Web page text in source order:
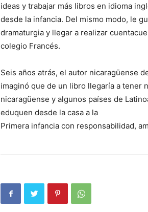
ideas y trabajar más libros en idioma
desde la infancia. Del mismo modo, le
dramaturgia y llegar a realizar
colegio Francés.
Seis años atrás, el autor nicaragüense
imaginó que de un libro llegaría a
nicaragüense y algunos países de
eduquen desde la casa a la
Primera infancia con responsabilidad,